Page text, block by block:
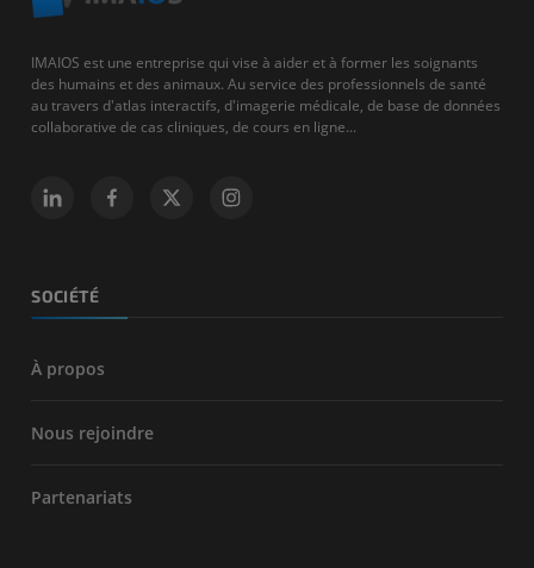
IMAIOS est une entreprise qui vise à aider et à former les soignants
des humains et des animaux. Au service des professionnels de santé
au travers d'atlas interactifs, d'imagerie médicale, de base de données
collaborative de cas cliniques, de cours en ligne...
SOCIÉTÉ
À propos
Nous rejoindre
Partenariats